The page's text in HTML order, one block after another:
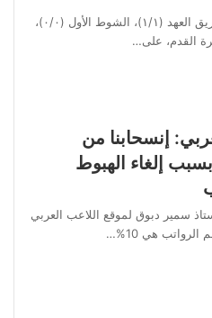
تعادل فريق شباب الساحل مع فريق العهد (١/١)، الشوط الأول (٠/٠)،
القدم، على…
إنسحابنا من
إلغاء الهبوط
سمير دبوق لموقع اللاعب العربي
هي 10%…